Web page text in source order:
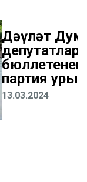
Дәүләт
партия
13.03.2024